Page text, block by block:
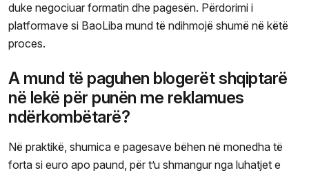
duke negociuar formatin dhe pagesën. Përdorimi i
platformave si BaoLiba mund të ndihmojë shumë në këtë
proces.
A mund të paguhen blogerët shqiptarë
në lekë për punën me reklamues
ndërkombëtarë?
Në praktikë, shumica e pagesave bëhen në monedha të
forta si euro apo paund, për t’u shmangur nga luhatjet e